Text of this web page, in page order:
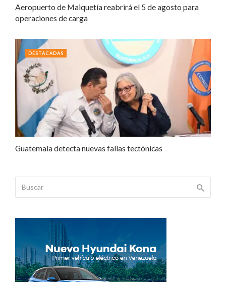
Aeropuerto de Maiquetía reabrirá el 5 de agosto para
operaciones de carga
Guatemala detecta nuevas fallas tectónicas
DESTACADAS